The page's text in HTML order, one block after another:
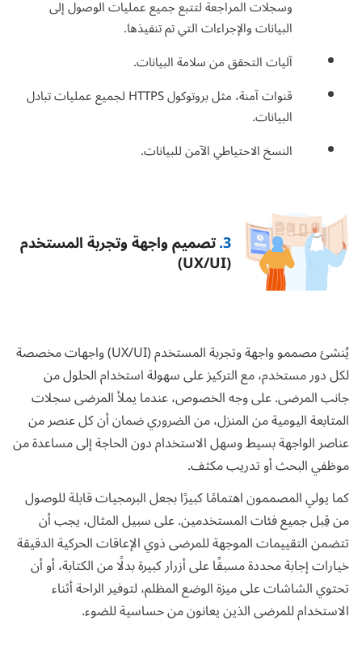
وسجلات المراجعة لتتبع جميع عمليات الوصول إلى
البيانات والإجراءات التي تم تنفيذها.
آليات التحقق من سلامة البيانات.
قنوات آمنة، مثل بروتوكول HTTPS لجميع عمليات تبادل
البيانات.
النسخ الاحتياطي الآمن للبيانات.
3. تصميم واجهة وتجربة المستخدم
(UX/UI)
يُنشئ مصممو واجهة وتجربة المستخدم (UX/UI) واجهات مخصصة
لكل دور مستخدم، مع التركيز على سهولة استخدام الحلول من
جانب المرضى. على وجه الخصوص، عندما يملأ المرضى سجلات
المتابعة اليومية من المنزل، من الضروري ضمان أن كل عنصر من
عناصر الواجهة بسيط وسهل الاستخدام دون الحاجة إلى مساعدة من
موظفي البحث أو تدريب مكثف.
كما يولي المصممون اهتمامًا كبيرًا بجعل البرمجيات قابلة للوصول
من قِبل جميع فئات المستخدمين. على سبيل المثال، يجب أن
تتضمن التقييمات الموجهة للمرضى ذوي الإعاقات الحركية الدقيقة
خيارات إجابة محددة مسبقًا على أزرار كبيرة بدلًا من الكتابة، أو أن
تحتوي الشاشات على ميزة الوضع المظلم، لتوفير الراحة أثناء
الاستخدام للمرضى الذين يعانون من حساسية للضوء.